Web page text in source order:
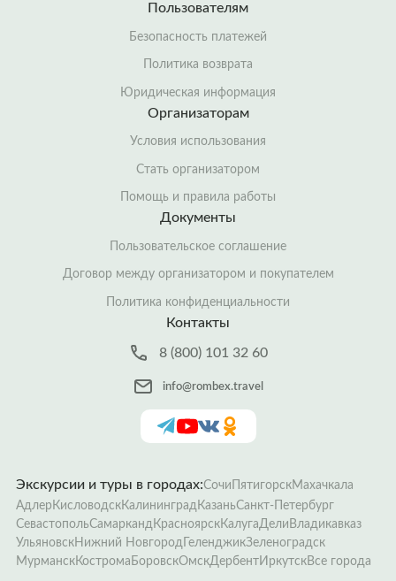
Пользователям
Безопасность платежей
Политика возврата
Юридическая информация
Организаторам
Условия использования
Стать организатором
Помощь и правила работы
Документы
Пользовательское соглашение
Договор между организатором и покупателем
Политика конфиденциальности
Контакты
8 (800) 101 32 60
info@rombex.travel
Экскурсии и туры в городах:Сочи ПятигорскМахачкала
Адлер КисловодскКалининградКазаньСанкт-Петербург
СевастопольСамаркандКрасноярскКалугаДели Владикавказ
УльяновскНижний НовгородГеленджикЗеленоградск
МурманскКострома БоровскОмскДербентИркутскВсе города